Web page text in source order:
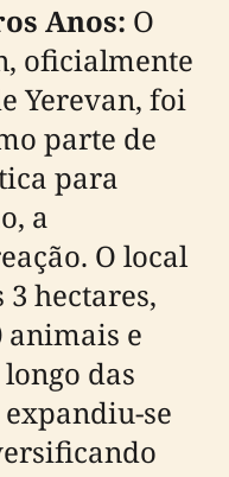
Anos: O
oficialmente
Yerevan, foi
parte de
para
a
O local
hectares,
animais e
das
se